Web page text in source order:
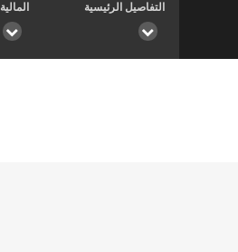
التفاصيل الرئيسية المالية